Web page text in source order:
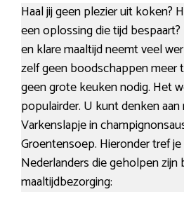
Haal jij geen plezier uit koken?
een oplossing die tijd
en klare maaltijd neemt veel
zelf geen boodschappen meer
geen grote keuken nodig. Het
populairder. U kunt denken aan
Varkenslapje in
Groentensoep. Hieronder tref
Nederlanders die geholpen zijn
maaltijdbezorging: